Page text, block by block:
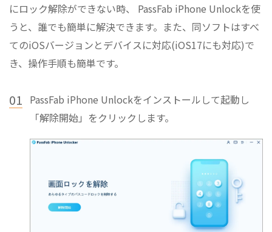
にロック解除ができない時、 PassFab iPhone Unlockを使
うと、誰でも簡単に解決できます。また、同ソフトはすべ
てのiOSバージョンとデバイスに対応(iOS17にも対応)で
き、操作手順も簡単です。
01 PassFab iPhone Unlockをインストールして起動し
「解除開始」をクリックします。